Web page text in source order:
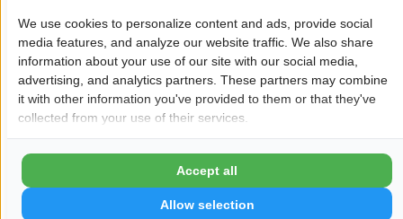
Pagina delen op:
Openingstijden
Maandag:
07:00 - 17:30
Woensdag:
07:00 - 17:30
We use cookies to personalize content and ads, provide social
media features, and analyze our website traffic. We also share
information about your use of our site with our social media,
advertising, and analytics partners. These partners may combine
it with other information you've provided to them or that they've
collected from your use of their services.
Allow selection
Accept all